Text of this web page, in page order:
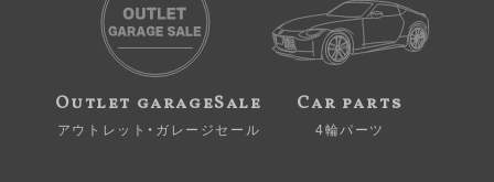
Outlet garageSale
アウトレット・ガレージセール
Car parts
4輪パーツ